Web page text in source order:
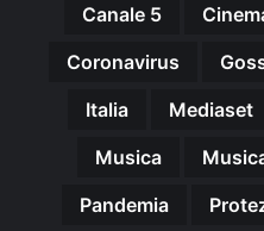
Canale 5
Coronavirus
Italia
Mediaset
Musica
Pandemia